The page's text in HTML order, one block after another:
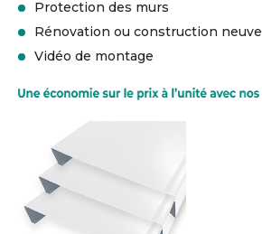
Protection des murs
Rénovation ou construction neuve
Vidéo de montage